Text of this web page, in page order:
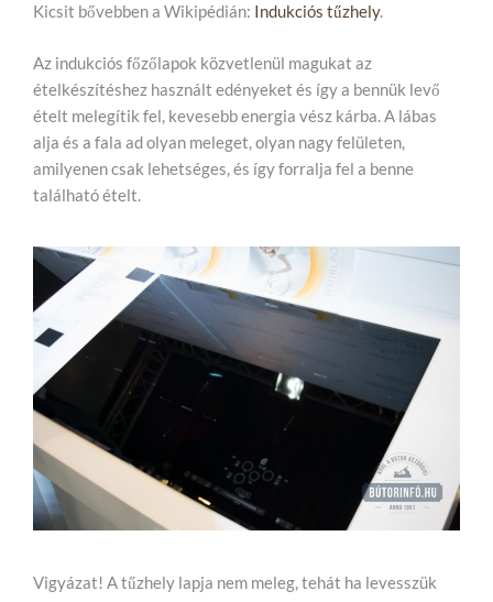
Kicsit bővebben a Wikipédián: Indukciós tűzhely.
Az indukciós főzőlapok közvetlenül magukat az
ételkészítéshez használt edényeket és így a bennük levő
ételt melegítik fel, kevesebb energia vész kárba. A lábas
alja és a fala ad olyan meleget, olyan nagy felületen,
amilyenen csak lehetséges, és így forralja fel a benne
található ételt.
Vigyázat! A tűzhely lapja nem meleg, tehát ha levesszük